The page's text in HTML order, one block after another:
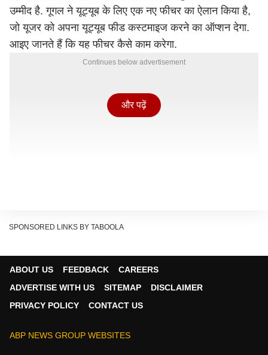
उम्मीद है. गूगल ने यूट्यूब के लिए एक नए फीचर का ऐलान किया है,
जो यूजर को अपना यूट्यूब फीड कस्टमाइज करने का ऑप्शन देगा.
आइए जानते हैं कि यह फीचर कैसे काम करेगा.
Continues below advertisement
कैसे काम करेगा नया फीचर?
और पढ़ें
SPONSORED LINKS BY TABOOLA
ABOUT US FEEDBACK
CAREERS
ADVERTISE WITH US
SITEMAP
DISCLAIMER
PRIVACY POLICY
CONTACT US
ABP NEWS GROUP WEBSITES